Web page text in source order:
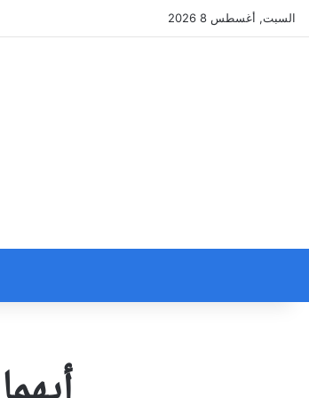
السبت, أغسطس 8 2026